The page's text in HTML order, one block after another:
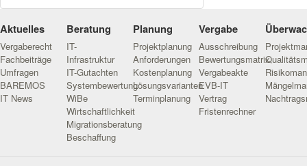
Aktuelles
Vergaberecht
Fachbeiträge
Umfragen
BAREMOS
IT News
Beratung
IT-
Infrastruktur
IT-Gutachten
Systembewertung
WiBe
Wirtschaftlichkeit
Migrationsberatung
Beschaffung
Planung
Projektplanung
Anforderungen
Kostenplanung
Lösungsvarianten
Terminplanung
Vergabe
Ausschreibung
Bewertungsmatrix
Vergabeakte
EVB-IT
Vertrag
Fristenrechner